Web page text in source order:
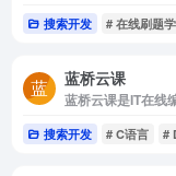
搜索开发 # 在线刷题
蓝桥云课
蓝桥云课是IT在线
搜索开发 # C语言 #